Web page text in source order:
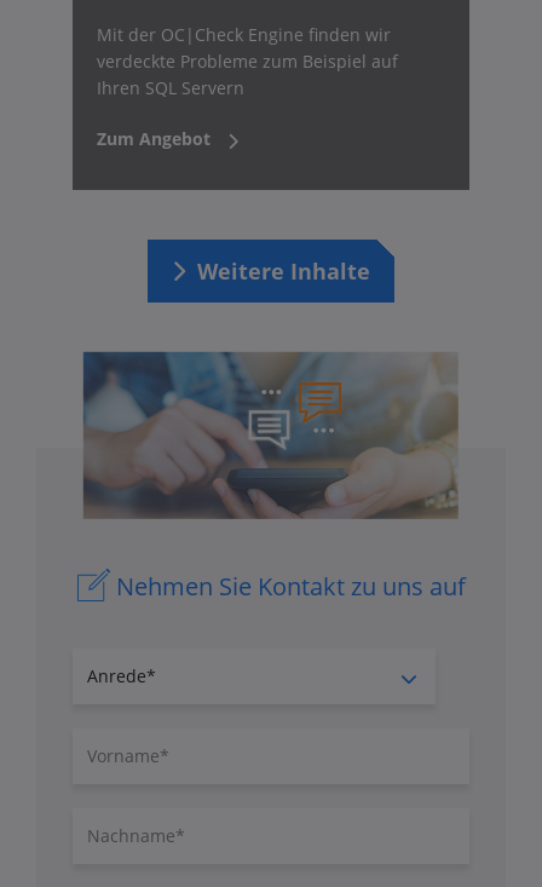
Mit der OC|Check Engine finden wir
verdeckte Probleme zum Beispiel auf
Ihren SQL Servern
Zum Angebot
Weitere Inhalte
Nehmen Sie Kontakt zu uns auf
Anrede
Vorname
Nachname